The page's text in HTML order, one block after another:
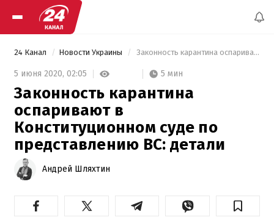
24 Канал Новости Украины Законность карантина оспаривают в Конституционном суде по представлению ВС: детали
5 июня 2020, 02:05 5 мин
Законность карантина
оспаривают в
Конституционном суде по
представлению ВС: детали
Андрей Шляхтин